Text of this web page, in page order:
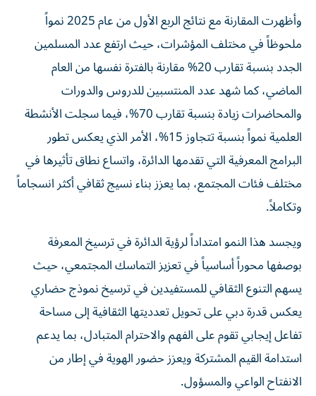
وأظهرت المقارنة مع نتائج الربع الأول من عام 2025 نمواً
ملحوظاً في مختلف المؤشرات، حيث ارتفع عدد المسلمين
الجدد بنسبة تقارب 20% مقارنة بالفترة نفسها من العام
الماضي، كما شهد عدد المنتسبين للدروس والدورات
والمحاضرات زيادة بنسبة تقارب 70%، فيما سجلت الأنشطة
العلمية نمواً بنسبة تتجاوز 15%، الأمر الذي يعكس تطور
البرامج المعرفية التي تقدمها الدائرة، واتساع نطاق تأثيرها في
مختلف فئات المجتمع، بما يعزز بناء نسيج ثقافي أكثر انسجاماً
وتكاملاً.
ويجسد هذا النمو امتداداً لرؤية الدائرة في ترسيخ المعرفة
بوصفها محوراً أساسياً في تعزيز التماسك المجتمعي، حيث
يسهم التنوع الثقافي للمستفيدين في ترسيخ نموذج حضاري
يعكس قدرة دبي على تحويل تعدديتها الثقافية إلى مساحة
تفاعل إيجابي تقوم على الفهم والاحترام المتبادل، بما يدعم
استدامة القيم المشتركة ويعزز حضور الهوية في إطار من
الانفتاح الواعي والمسؤول.